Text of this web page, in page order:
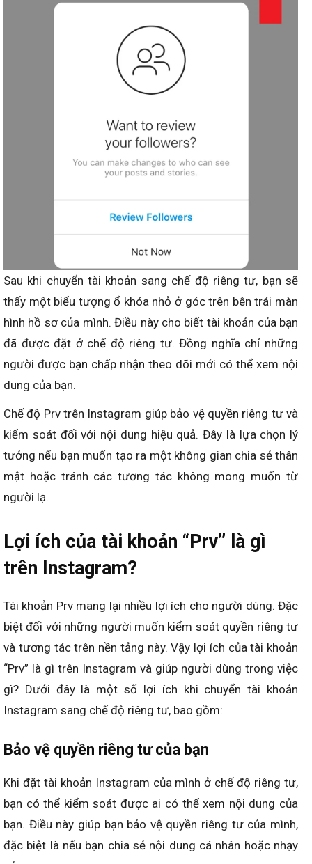
Sau khi chuyển tài khoản sang chế độ riêng tư, bạn sẽ
thấy một biểu tượng ổ khóa nhỏ ở góc trên bên trái màn
hình hồ sơ của mình. Điều này cho biết tài khoản của bạn
đã được đặt ở chế độ riêng tư. Đồng nghĩa chỉ những
người được bạn chấp nhận theo dõi mới có thể xem nội
dung của bạn.
Chế độ Prv trên Instagram giúp bảo vệ quyền riêng tư và
kiểm soát đối với nội dung hiệu quả. Đây là lựa chọn lý
tưởng nếu bạn muốn tạo ra một không gian chia sẻ thân
mật hoặc tránh các tương tác không mong muốn từ
người lạ.
Lợi ích của tài khoản “Prv” là gì
trên Instagram?
Tài khoản Prv mang lại nhiều lợi ích cho người dùng. Đặc
biệt đối với những người muốn kiểm soát quyền riêng tư
và tương tác trên nền tảng này. Vậy lợi ích của tài khoản
“Prv” là gì trên Instagram và giúp người dùng trong việc
gì? Dưới đây là một số lợi ích khi chuyển tài khoản
Instagram sang chế độ riêng tư, bao gồm:
Bảo vệ quyền riêng tư của bạn
Khi đặt tài khoản Instagram của mình ở chế độ riêng tư,
bạn có thể kiểm soát được ai có thể xem nội dung của
bạn. Điều này giúp bạn bảo vệ quyền riêng tư của mình,
đặc biệt là nếu bạn chia sẻ nội dung cá nhân hoặc nhạy